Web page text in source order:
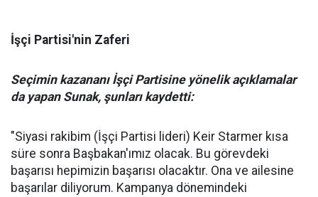
İşçi Partisi'nin Zaferi
Seçimin kazananı İşçi Partisine yönelik açıklamalar
da yapan Sunak, şunları kaydetti:
"Siyasi rakibim (İşçi Partisi lideri) Keir Starmer kısa
süre sonra Başbakan'ımız olacak. Bu görevdeki
başarısı hepimizin başarısı olacaktır. Ona ve ailesine
başarılar diliyorum. Kampanya dönemindeki